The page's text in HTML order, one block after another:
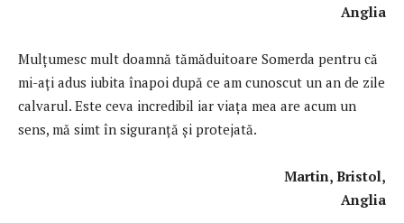
Anglia
Mulţumesc mult doamnă tămăduitoare Somerda pentru că
mi-aţi adus iubita înapoi după ce am cunoscut un an de zile
calvarul. Este ceva incredibil iar viața mea are acum un
sens, mă simt în siguranță și protejată.
Martin, Bristol,
Anglia